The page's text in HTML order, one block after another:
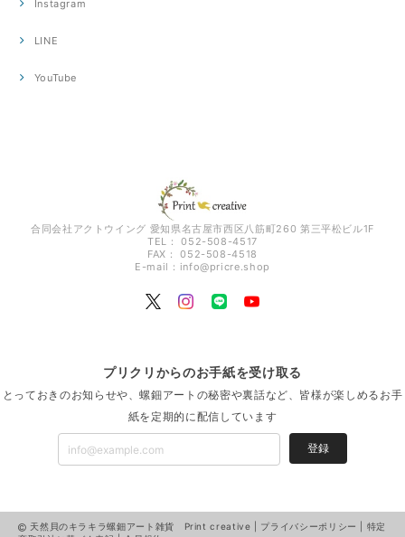
Instagram
LINE
YouTube
合同会社アクトウイング 愛知県名古屋市西区八筋町260 第三平松ビル1F
TEL： 052-508-4517
FAX： 052-508-4518
E-mail： info@pricre.shop
プリクリからのお手紙を受け取る
とっておきのお知らせや、螺鈿アートの秘密や裏話など、皆様が楽しめるお手
紙を定期的に配信しています
登録
天然貝のキラキラ螺鈿アート雑貨 Print creative | プライバシーポリシー
特定